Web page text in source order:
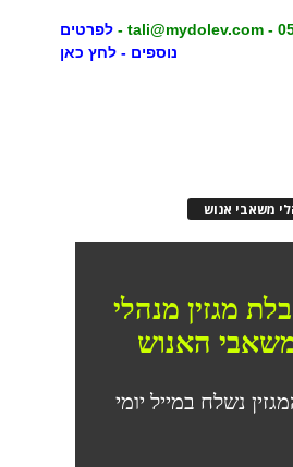
tali@mydolev.com
-לפרטים
נוספים - לחץ כאן
משאבי אנוש